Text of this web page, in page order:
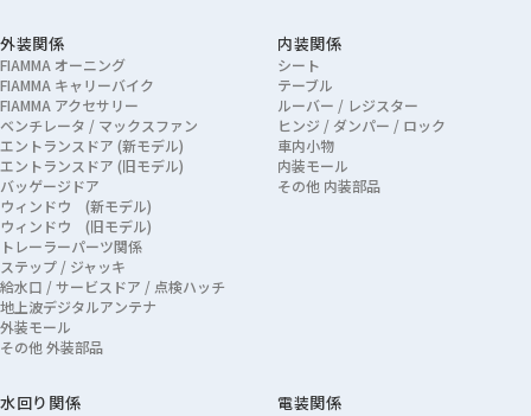
外装関係
FIAMMA オーニング
FIAMMA キャリーバイク
FIAMMA アクセサリー
ベンチレータ / マックスファン
エントランスドア (新モデル)
エントランスドア (旧モデル)
バッゲージドア
ウィンドウ (新モデル)
ウィンドウ (旧モデル)
トレーラーパーツ関係
ステップ / ジャッキ
給水口 / サービスドア / 点検ハッチ
地上波デジタルアンテナ
外装モール
その他 外装部品
内装関係
シート
テーブル
ルーバー / レジスター
ヒンジ / ダンパー / ロック
車内小物
内装モール
その他 内装部品
水回り関係 電装関係